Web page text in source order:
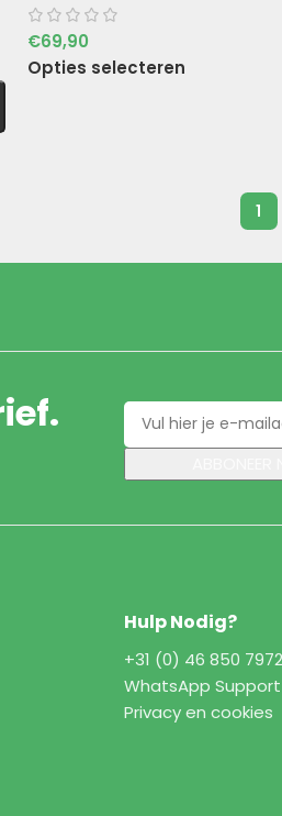
€69,90
Opties selecteren
1
Hulp Nodig?
+31 (0) 46 850 7972
WhatsApp Support
Privacy en cookies